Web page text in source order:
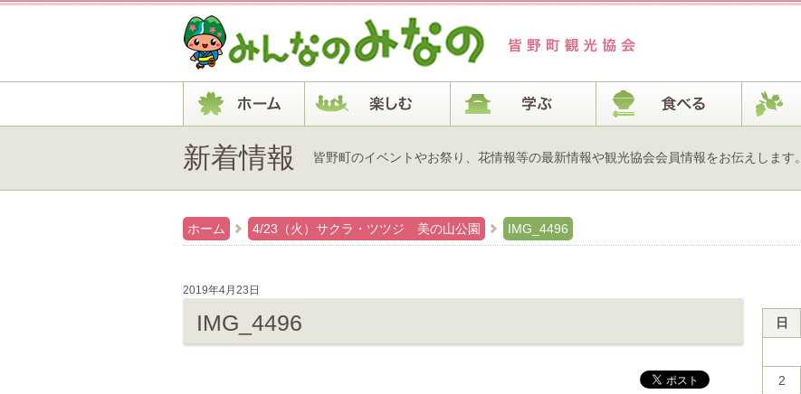
新着情報 皆野町のイベントやお祭り、花情報等の最新情報や観光協会会員情報をお伝えします。
ホーム 4/23（火）サクラ・ツツジ 美の山公園 IMG_4496
日
2
2019年4月23日
IMG_4496